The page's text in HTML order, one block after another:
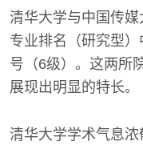
清华大学与中国传
专业排名（研究型
号（6级）。这两所
展现出明显的特长。
清华大学学术气息